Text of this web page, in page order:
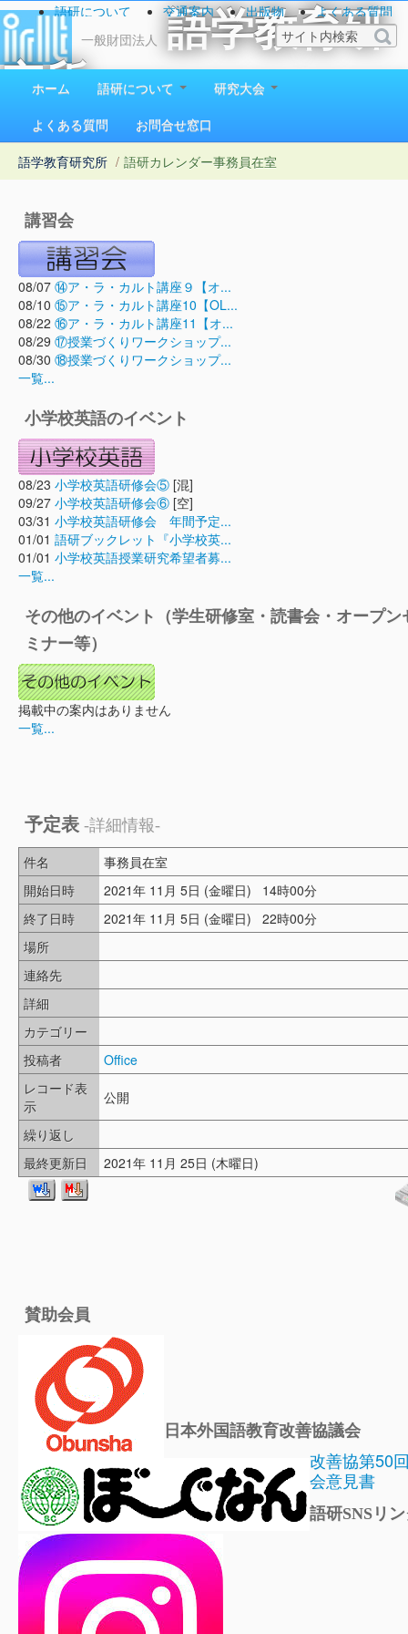
一般財団法人
語学教育研
究所
1923（大正12）年創立
語研について 交通案内 出版物
よくある質問
お問い合わせ
ホーム 語研について
研究大会
よくある質問
お問合せ窓口
語学教育研究所 / 語研カレンダー事務員在室
講習会
08/07 ⑭ア・ラ・カルト講座９【オ...
08/10 ⑮ア・ラ・カルト講座10【OL...
08/22 ⑯ア・ラ・カルト講座11【オ...
08/29 ⑰授業づくりワークショップ...
08/30 ⑱授業づくりワークショップ...
一覧...
小学校英語のイベント
08/23 小学校英語研修会⑤ [混]
09/27 小学校英語研修会⑥ [空]
03/31 小学校英語研修会 年間予定...
01/01 語研ブックレット『小学校英...
01/01 小学校英語授業研究希望者募...
一覧...
その他のイベント（学生研修室・読書会・オープン
ミナー等）
掲載中の案内はありません
一覧...
予定表 -詳細情報-
件名
事務員在室
開始日時
2021年 11月 5日 (金曜日) 14時00分
終了日時
2021年 11月 5日 (金曜日) 22時00分
場所
連絡先
詳細
カテゴリー
投稿者
Office
レコード表
示
公開
繰り返し
最終更新日
2021年 11月 25日 (木曜日)
賛助会員
日本外国語教育改善協議会
改善協第50
会意見書
語研SNSリ